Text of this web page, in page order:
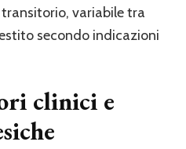
variabile tra
secondo indicazioni
clinici e